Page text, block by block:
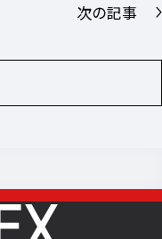
次の記事